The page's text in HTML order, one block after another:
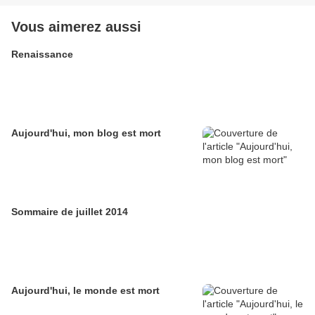
Vous aimerez aussi
Renaissance
Aujourd'hui, mon blog est mort
Sommaire de juillet 2014
Aujourd'hui, le monde est mort